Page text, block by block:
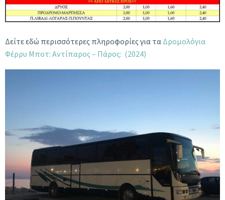
Δείτε εδώ περισσότερες πληροφορίες για τα Δρομολόγια
Φέρρυ Μποτ: Αντίπαρος – Πάρος: (2024)